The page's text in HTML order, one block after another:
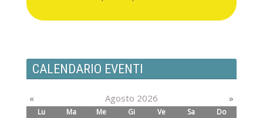
CALENDARIO EVENTI
« Agosto 2026 »
Lu Ma Me Gi Ve Sa
Do